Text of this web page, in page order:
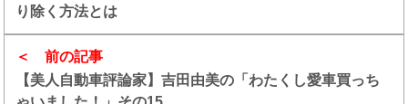
前の記事
【美人自動車評論家】吉田由美の「わたくし愛車買っち
り除く方法とは